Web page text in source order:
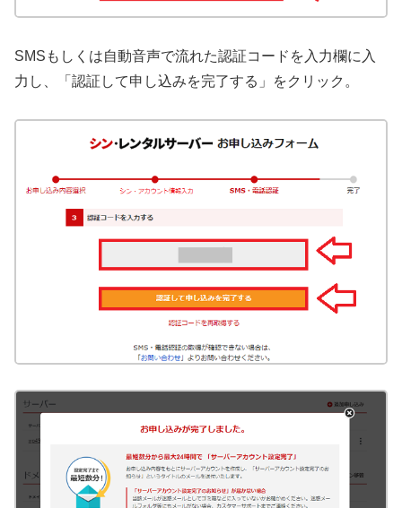
SMSもしくは自動音声で流れた認証コードを入力欄に入
力し、「認証して申し込みを完了する」をクリック。